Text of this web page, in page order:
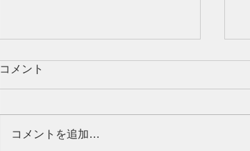
体のゆがみ
身体で一番大事な場所は、と言わ
指、足の甲、 足ではないかと思
コメント
コメントを追加…